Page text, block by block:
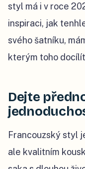
styl má i v roce
inspiraci, jak
svého šatníku,
kterým toho
Dejte
Francouzský styl
ale kvalitním